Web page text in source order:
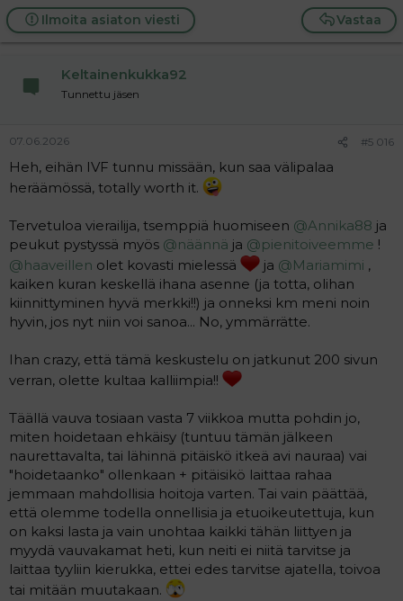
synarelaa ja viikon päästä uusi kontrolli, jolloin kysta oli
hävinnyt) ja sen jälkeen simulaatio kesti hurjat 18 päivää
maksimiannoksella(!). Synarela alkoi vappuna ja punktio
oli tyyliin kesäkuun 9 päivä. Pisin pitkä kierto ikinä.
Tulos oli mulle tosi hyvä, 8 follia ja 5 kypsää solua. No
seuraavana päivänä tuli soitto, yksikään solu ei ollut
noin poikkeavia soluja sun ikäisellä naisella". Tässä kohtaa
4. Yllä olevat yksityisellä, tämä julkisella eli "ilmaiseksi".
Muuten en olisi lähtenyt edes tähän... Taas estrogen
priming lyhyt kaava, erona edelliseen oikeastaan vain
menopurin lisäksi gonal f.
No tässähän kävi sitten niin, että ehdin jo aloittaa
estrogenin ja päivä ennen oletettua kp 2 ja stimulaation
aloitusta plussasin. Meidän luomuihme on nyt 7 viikkoa
a
c
t
Vastaa
Ilmoita asiaton viesti
Keltainenkukka92
Tunnettu jäsen
07.06.2026 #5 016
Heh, eihän IVF tunnu missään, kun saa välipalaa
heräämössä, totally worth it.
Tervetuloa vierailija, tsemppiä huomiseen @Annika88 ja
peukut pystyssä myös @näännä ja @pienitoiveemme !
@haaveillen olet kovasti mielessä ja @Mariamimi ,
kaiken kuran keskellä ihana asenne (ja totta, olihan
kiinnittyminen hyvä merkki!!) ja onneksi km meni noin
hyvin, jos nyt niin voi sanoa... No, ymmärrätte.
Ihan crazy, että tämä keskustelu on jatkunut 200 sivun
verran, olette kultaa kalliimpia!!
Täällä vauva tosiaan vasta 7 viikkoa mutta pohdin jo,
miten hoidetaan ehkäisy (tuntuu tämän jälkeen
naurettavalta, tai lähinnä pitäiskö itkeä avi nauraa) vai
"hoidetaanko" ollenkaan + pitäisikö laittaa rahaa
jemmaan mahdollisia hoitoja varten. Tai vain päättää,
että olemme todella onnellisia ja etuoikeutettuja, kun
on kaksi lasta ja vain unohtaa kaikki tähän liittyen ja
myydä vauvakamat heti, kun neiti ei niitä tarvitse ja
laittaa tyyliin kierukka, ettei edes tarvitse ajatella, toivoa
tai mitään muutakaan.